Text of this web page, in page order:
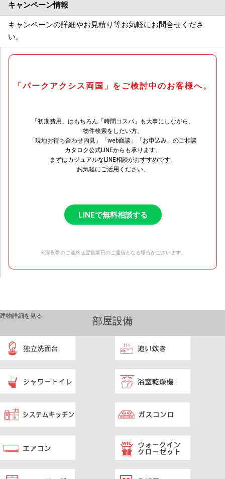
キャンペーン情報
キャンペーンの詳細やお見積り等お気軽にお問合せくださ
い。
「パークアクシス両国」をご検討中のお客様へ。
「初期費用」はもちろん「時間コスパ」も大事にしながら、
物件検索をしたい方。
「現地お待ち合わせ内見」「web面談」「お申込み」のご相談
カタロク公式LINEからも承ります。
まずはカジュアルなLINE相談がおすすめです。
お気軽にご活用ください。
LINEで無料相談する
※深夜帯のご連絡は翌営業日のご返信となる場合がございます。
部屋設備
建物詳細を見る